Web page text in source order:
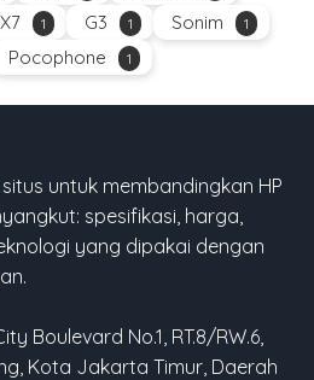
X7 1 G3 1 Sonim 1
Pocophone 1
untuk membandingkan HP
spesifikasi, harga,
yang dipakai dengan
Boulevard No.1, RT.8/RW.6,
Kota Jakarta Timur, Daerah